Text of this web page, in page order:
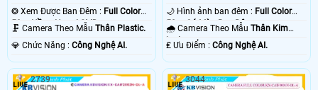
❂ Xem Được Ban Đêm : Full Color
50m Hồng Ngoại SMD.
🗜️ Camera Theo Mẫu Thân Plastic.
️💎 Chức Năng : Công Nghệ AI.
🌙 Hình ảnh ban đêm : Full Color
50m Có Màu Ban Ðêm.
🌧️ Camera Theo MẫuThân Kim
loại.
️₤ Ưu Điểm :Công Nghệ AI.
2739 3044